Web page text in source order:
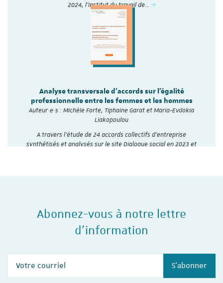
2024, l'Institut du travail de…
Analyse transversale d'accords sur l'égalité
professionnelle entre les femmes et les hommes
Auteur·e·s : Michèle Forte, Tiphaine Garat et Maria-Evdokia
Liakopoulou
A travers l’étude de 24 accords collectifs d’entreprise
synthétisés et analysés sur le site Dialogue social en 2023 et
Abonnez-vous à notre lettre
d'information
S'abonner